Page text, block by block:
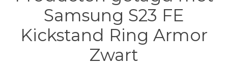
Samsung S23 FE
Kickstand Ring Armor
Zwart